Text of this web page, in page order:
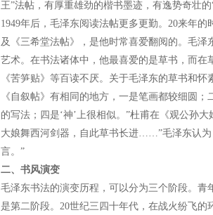
王”法帖，有厚重雄劲的楷书墨迹，有逸势奇壮
1949年后，毛泽东阅读法帖更多更勤。20来年
及《三希堂法帖》，是他时常喜爱翻阅的。毛
艺术。在书法诸体中，他最喜爱的是草书，而在
《苦笋贴》等百读不厌。关于毛泽东的草书和
《自叙帖》有相同的地方，一是笔画都较细圆
的写法；四是‘神’上很相似。”杜甫在《观公孙
大娘舞西河剑器，自此草书长进……”毛泽东认
言。”
二、书风演变
毛泽东书法的演变历程，可以分为三个阶段。青
是第二阶段。20世纪三四十年代，在战火纷飞